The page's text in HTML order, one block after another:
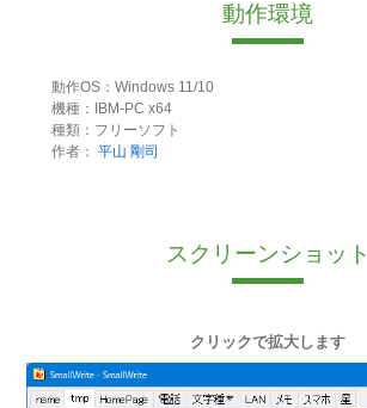
動作環境
動作OS：Windows 11/10
機種：IBM-PC x64
種類：フリーソフト
作者： 平山 剛司
スクリーンショット
クリックで拡大します